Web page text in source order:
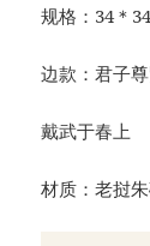
规格：34＊
边款：君子
戴武于春上
材质：老挝